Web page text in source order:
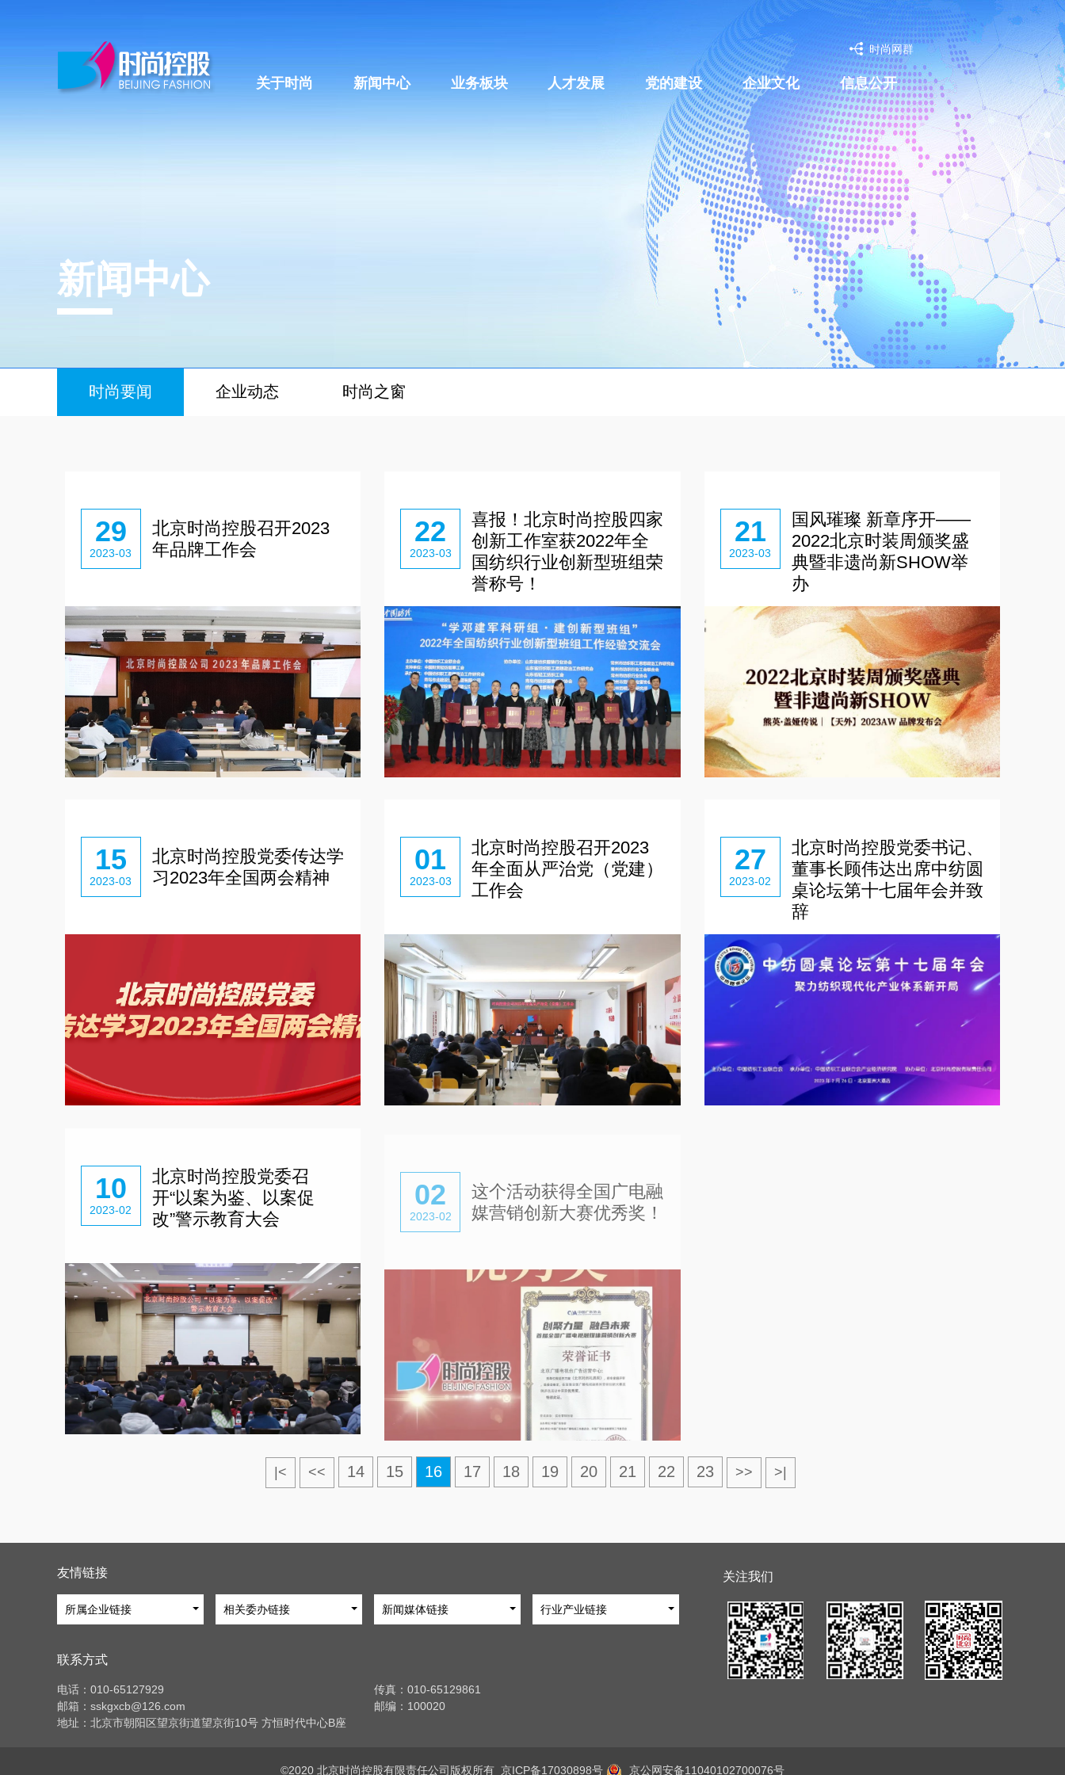
时尚网群
关于时尚 新闻中心 业务板块 人才发展 党的建设 企业文化 信息公开
新闻中心
时尚要闻 企业动态 时尚之窗
29
2023-03
北京时尚控股召开2023
年品牌工作会
22
2023-03
喜报！北京时尚控股四家
创新工作室获2022年全
国纺织行业创新型班组荣
誉称号！
21
2023-03
国风璀璨 新章序开——
2022北京时装周颁奖盛
典暨非遗尚新SHOW举
办
15
2023-03
北京时尚控股党委传达学
习2023年全国两会精神
01
2023-03
北京时尚控股召开2023
年全面从严治党（党建）
工作会
27
2023-02
北京时尚控股党委书记、
董事长顾伟达出席中纺圆
桌论坛第十七届年会并致
辞
10
2023-02
北京时尚控股党委召
开“以案为鉴、以案促
改”警示教育大会
02
2023-02
这个活动获得全国广电融
媒营销创新大赛优秀奖！
|< << 14 15 16 17 18 19 20 21 22 23 >> >|
友情链接
所属企业链接 相关委办链接 新闻媒体链接 行业产业链接
联系方式
电话：010-65127929
邮箱：sskgxcb@126.com
地址：北京市朝阳区望京街道望京街10号 方恒时代中心B座
传真：010-65129861
邮编：100020
关注我们
©2020 北京时尚控股有限责任公司版权所有 京ICP备17030898号 京公网安备11040102700076号